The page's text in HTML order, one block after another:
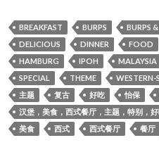
BREAKFAST BURPS BURPS
DELICIOUS
DINNER FOOD
HAMBURG
IPOH MALAYSIA
SPECIAL
THEME WESTERN-
主题
复古 好吃 怡保
汉堡，美食，西式餐厅，主题，特别，
美食
西式 西式餐厅 餐厅